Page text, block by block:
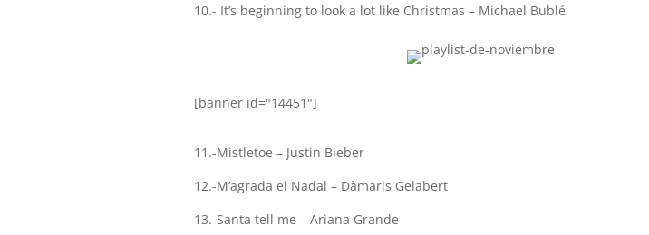
10.- It’s beginning to look a lot like Christmas – Michael Bublé
[banner id="14451"]
11.-Mistletoe – Justin Bieber
12.-M’agrada el Nadal – Dàmaris Gelabert
13.-Santa tell me – Ariana Grande